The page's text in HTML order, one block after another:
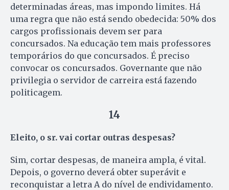
determinadas áreas, mas impondo limites. Há
uma regra que não está sendo obedecida: 50% dos
cargos profissionais devem ser para
concursados. Na educação tem mais professores
temporários do que concursados. É preciso
convocar os concursados. Governante que não
privilegia o servidor de carreira está fazendo
politicagem.
14
Eleito, o sr. vai cortar outras despesas?
Sim, cortar despesas, de maneira ampla, é vital.
Depois, o governo deverá obter superávit e
reconquistar a letra A do nível de endividamento.